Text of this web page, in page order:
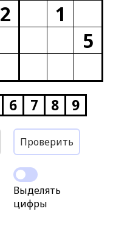
2
1
5
6 7 8 9
Проверить
Выделять
цифры